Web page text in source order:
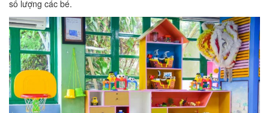
số lượng các bé.